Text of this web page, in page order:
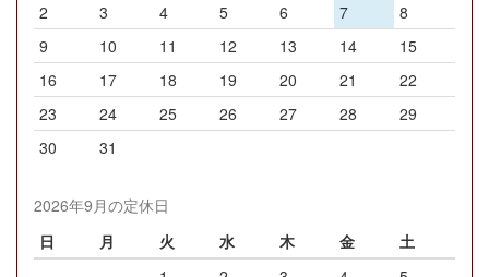
2
3 4 5 6 7
8
9
10 11 12 13 14
15
16
17 18 19 20 21
22
23
24 25 26 27 28
29
30
31
2026年9月の定休日
日
月 火 水 木 金
土